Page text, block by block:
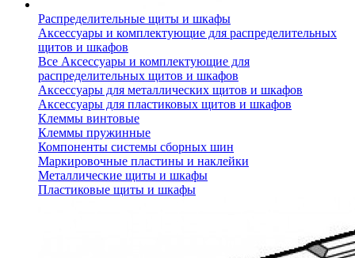
Распределительные щиты и шкафы
Аксессуары и комплектующие для распределительных
щитов и шкафов
Все Аксессуары и комплектующие для
распределительных щитов и шкафов
Аксессуары для металлических щитов и шкафов
Аксессуары для пластиковых щитов и шкафов
Клеммы винтовые
Клеммы пружинные
Компоненты системы сборных шин
Маркировочные пластины и наклейки
Металлические щиты и шкафы
Пластиковые щиты и шкафы